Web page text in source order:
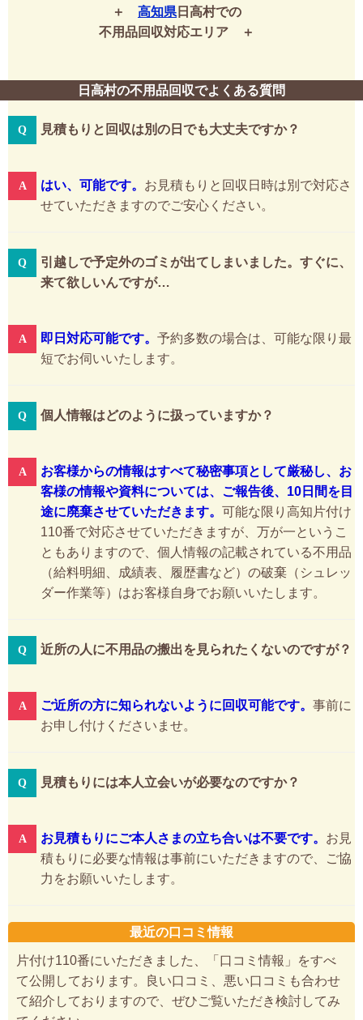
高知県 日高村での
不用品回収対応エリア
日高村の不用品回収でよくある質問
見積もりと回収は別の日でも大丈夫ですか？
はい、可能です。 お見積もりと回収日時は別で対応さ
せていただきますのでご安心ください。
引越しで予定外のゴミが出てしまいました。すぐに、
来て欲しいんですが…
即日対応可能です。 予約多数の場合は、可能な限り最
短でお伺いいたします。
個人情報はどのように扱っていますか？
お客様からの情報はすべて秘密事項として厳秘し、お
客様の情報や資料については、ご報告後、10日間を目
途に廃棄させていただきます。 可能な限り高知片付け
110番で対応させていただきますが、万が一というこ
ともありますので、個人情報の記載されている不用品
（給料明細、成績表、履歴書など）の破棄（シュレッ
ダー作業等）はお客様自身でお願いいたします。
近所の人に不用品の搬出を見られたくないのですが？
ご近所の方に知られないように回収可能です。 事前に
お申し付けくださいませ。
見積もりには本人立会いが必要なのですか？
お見積もりにご本人さまの立ち合いは不要です。 お見
積もりに必要な情報は事前にいただきますので、ご協
力をお願いいたします。
最近の口コミ情報
片付け110番にいただきました、「口コミ情報」をすべ
て公開しております。良い口コミ、悪い口コミも合わせ
て紹介しておりますので、ぜひご覧いただき検討してみ